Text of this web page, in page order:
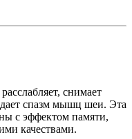
снимает
спазм мышц шеи. Эта
с эффектом памяти,
качествами.